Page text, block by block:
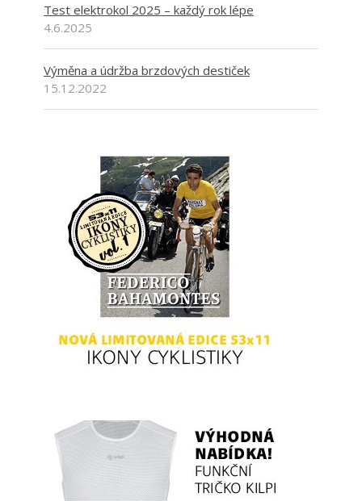
Test elektrokol 2025 – každý rok lépe
4.6.2025
Výměna a údržba brzdových destiček
15.12.2022